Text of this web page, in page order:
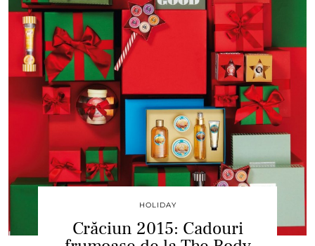
HOLIDAY
Crăciun 2015: Cadouri